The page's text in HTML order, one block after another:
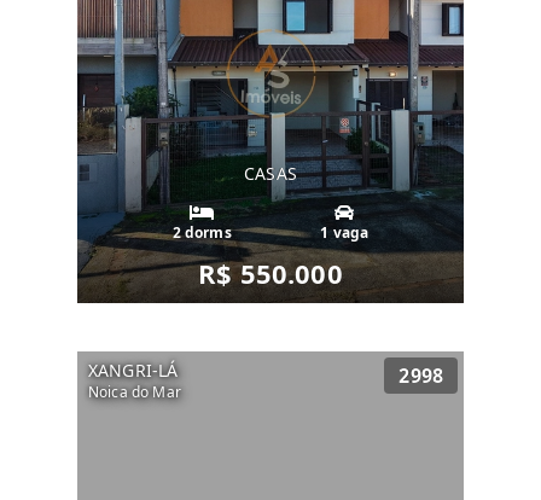
CASAS
2 dorms 1 vaga
R$ 550.000
XANGRI-LÁ
Noica do Mar
2998